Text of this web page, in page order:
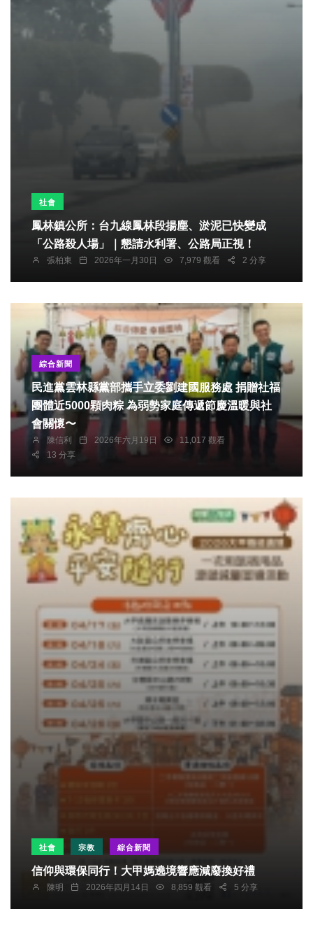
社會
鳳林鎮公所：台九線鳳林段揚塵、淤泥已快變成
「公路殺人場」｜懇請水利署、公路局正視！
張柏東 2026年一月30日 7,979 觀看 2 分享
綜合新聞
民進黨雲林縣黨部攜手立委劉建國服務處 捐贈社福
團體近5000顆肉粽 為弱勢家庭傳遞節慶溫暖與社
會關懷〜
陳信利 2026年六月19日
11,017 觀看
13 分享
社會 宗教 綜合新聞
信仰與環保同行！大甲媽遶境響應減廢換好禮
陳明 2026年四月14日 8,859 觀看 5 分享